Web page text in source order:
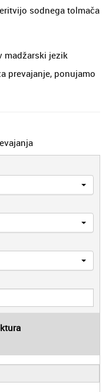
sodnega tolmača
madžarski jezik
prevajanje, ponujamo